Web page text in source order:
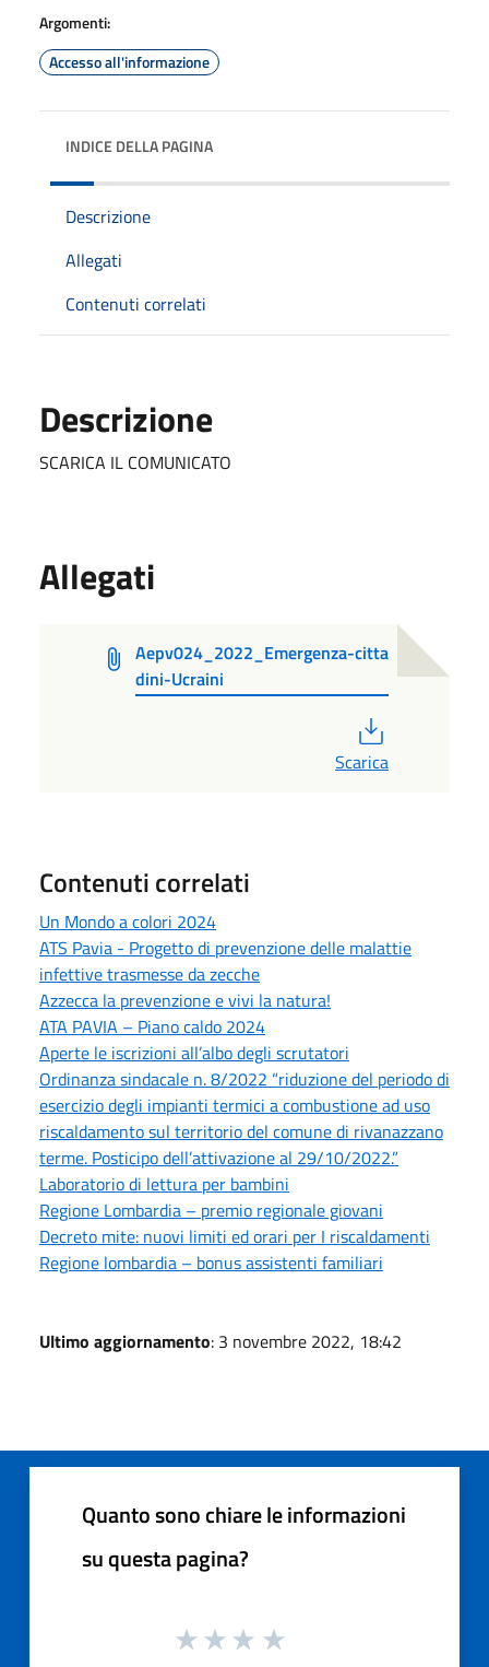
Argomenti:
Accesso all'informazione
INDICE DELLA PAGINA
Descrizione
Allegati
Contenuti correlati
Descrizione
SCARICA IL COMUNICATO
Allegati
Aepv024_2022_Emergenza-citta
dini-Ucraini
Scarica
Contenuti correlati
Un Mondo a colori 2024
ATS Pavia - Progetto di prevenzione delle malattie
infettive trasmesse da zecche
Azzecca la prevenzione e vivi la natura!
ATA PAVIA – Piano caldo 2024
Aperte le iscrizioni all’albo degli scrutatori
Ordinanza sindacale n. 8/2022 “riduzione del periodo di
esercizio degli impianti termici a combustione ad uso
riscaldamento sul territorio del comune di rivanazzano
terme. Posticipo dell’attivazione al 29/10/2022.”
Laboratorio di lettura per bambini
Regione Lombardia – premio regionale giovani
Decreto mite: nuovi limiti ed orari per I riscaldamenti
Regione lombardia – bonus assistenti familiari
Ultimo aggiornamento: 3 novembre 2022, 18:42
Quanto sono chiare le informazioni
su questa pagina?